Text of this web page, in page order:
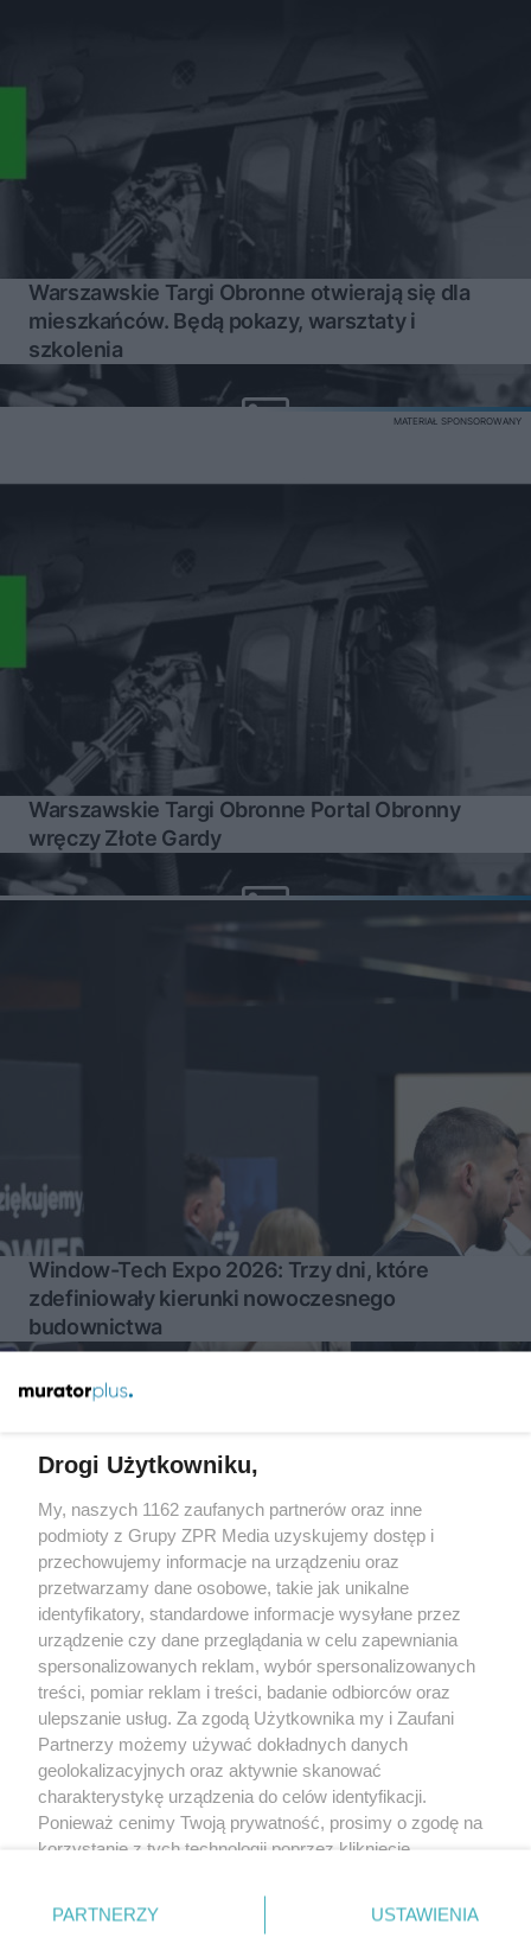
Warszawskie Targi Obronne otwierają się dla
mieszkańców. Będą pokazy, warsztaty i
szkolenia
Warszawskie Targi Obronne Portal Obronny
wręczy Złote Gardy
MATERIAŁ SPONSOROWANY
Window-Tech Expo 2026: Trzy dni, które
zdefiniowały kierunki nowoczesnego
budownictwa
Żaden utwór zamieszczony w serwisie nie może być powielany i
rozpowszechniany lub dalej rozpowszechniany w jakikolwiek sposób
(w tym także elektroniczny lub mechaniczny) na jakimkolwiek polu
eksploatacji w jakiejkolwiek formie, włącznie z umieszczaniem w
Internecie bez pisemnej zgody właściciela praw. Jakiekolwiek użycie
lub wykorzystanie utworów w całości lub w części z naruszeniem
prawa, tzn. bez właściwej zgody, jest zabronione pod groźbą kary i
może być ścigane prawnie.
Drogi Użytkowniku,
My, naszych 1162 zaufanych partnerów oraz inne
podmioty z Grupy ZPR Media uzyskujemy dostęp i
przechowujemy informacje na urządzeniu oraz
przetwarzamy dane osobowe, takie jak unikalne
identyfikatory, standardowe informacje wysyłane przez
urządzenie czy dane przeglądania w celu zapewniania
spersonalizowanych reklam, wybór spersonalizowanych
treści, pomiar reklam i treści, badanie odbiorców oraz
ulepszanie usług. Za zgodą Użytkownika my i Zaufani
Partnerzy możemy używać dokładnych danych
geolokalizacyjnych oraz aktywnie skanować
charakterystykę urządzenia do celów identyfikacji.
Ponieważ cenimy Twoją prywatność, prosimy o zgodę na
korzystanie z tych technologii poprzez kliknięcie
zmienić/wycofać klikając przycisk ustawień prywatności
znajdujący się w lewym dolnym rogu strony
PARTNERZY USTAWIENIA